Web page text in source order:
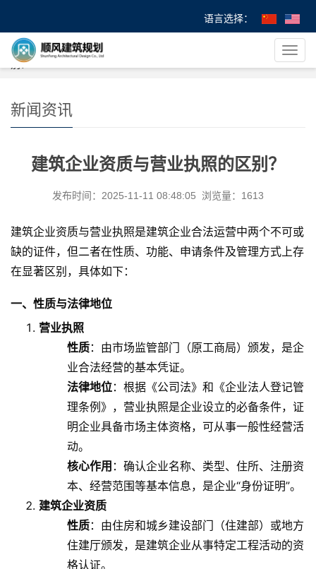
语言选择：
导
航
您的位置：首 页>
> 建筑企业资质与营业执照的区
别？
新闻资讯
建筑企业资质与营业执照的区别？
发布时间：2025-11-11 08:48:05 浏览量：1613
建筑企业资质与营业执照是建筑企业合法运营中两个不可或
缺的证件，但二者在性质、功能、申请条件及管理方式上存
在显著区别，具体如下：
一、性质与法律地位
营业执照
性质：由市场监管部门（原工商局）颁发，是企
业合法经营的基本凭证。
法律地位：根据《公司法》和《企业法人登记管
理条例》，营业执照是企业设立的必备条件，证
明企业具备市场主体资格，可从事一般性经营活
动。
核心作用 ：确认企业名称、类型、住所、注册资
本、经营范围等基本信息，是企业“身份证明”。
建筑企业资质
性质：由住房和城乡建设部门（住建部）或地方
住建厅颁发，是建筑企业从事特定工程活动的资
格认证。